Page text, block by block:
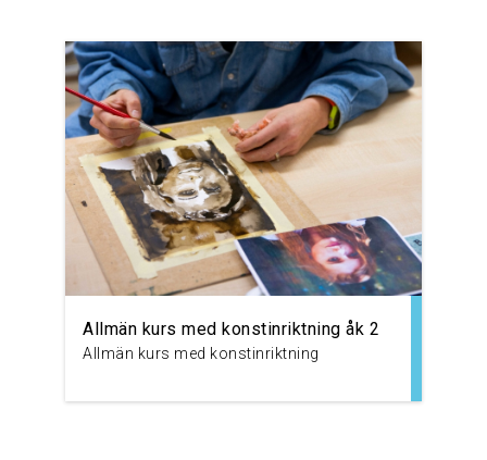
Allmän kurs med konstinriktning åk 2
Allmän kurs med konstinriktning